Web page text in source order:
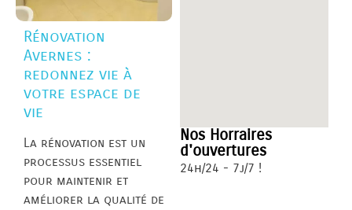
Rénovation
Avernes :
redonnez vie à
votre espace de
vie
La rénovation est un
processus essentiel
pour maintenir et
améliorer la qualité de
Nos Horraires
d'ouvertures
24h/24 - 7j/7 !